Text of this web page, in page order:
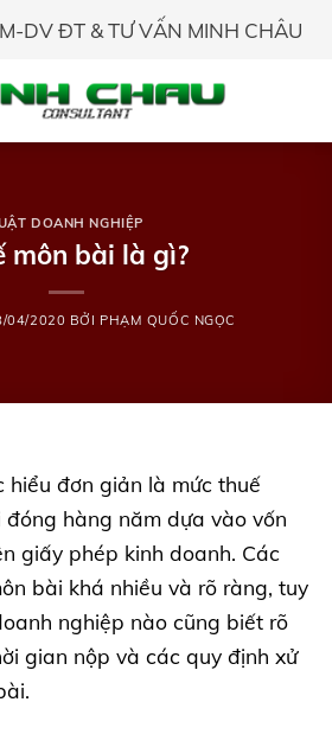
DV ĐT & TƯ VẤN MINH CHÂU
DOANH NGHIỆP
môn bài là gì?
04/2020 BỞI PHẠM QUỐC NGỌC
hiểu đơn giản là mức thuế
hàng năm dựa vào vốn
giấy phép kinh doanh. Các
bài khá nhiều và rõ ràng, tuy
nghiệp nào cũng biết rõ
gian nộp và các quy định xử